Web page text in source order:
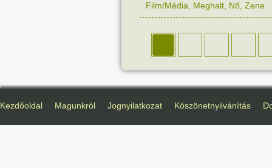
Film/Média
Meghalt Nő Zene
Kezdőoldal Magunkról Jognyilatkozat Köszönetnyilvánítás